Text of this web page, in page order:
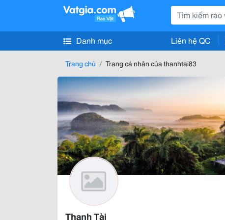
Danh mục Liên hệ QC
Trang chủ Trang cá nhân của thanhtai83
Thanh Tài